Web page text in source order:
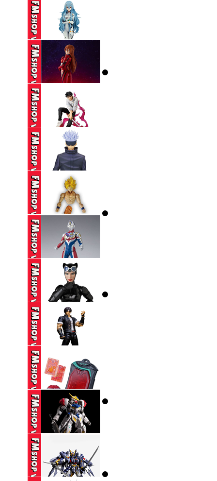
690,000 VND
BLINDBOX BLOKEES
SPIDERMAN ...
195,000 VND
(NOBOX) POP UP
PARADE ...
590,000 VND
(NOBOX) SEGA SPM
EVANGELION ...
250,000 VND
(2ND) ICHIBAN KUJI
JUJUTSU ...
650,000 VND
(2ND) BANPRESTO
JUJUTSU KAISEN ...
390,000 VND
(THIẾU HÔNG+CHÂN,
THIẾU CHỐT ...
250,000 VND
(2ND,TRẦY) SHF
ULTRAMAN DECKER
...
(2ND) MAFEX 123
CATWOMAN HUSH ...
1,650,000 VND
(CÓ TT) STORM
COLLECTIBLES TKOF
...
650,000 VND
DX ZEZTZ LICENSE
350,000 VND
(NOBOX-THIẾU PART-
SƠN LẠI) HG ...